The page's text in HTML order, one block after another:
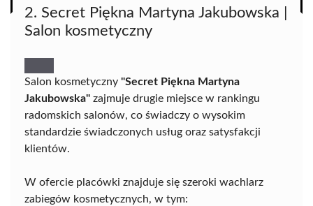
2. Secret Piękna Martyna Jakubowska |
Salon kosmetyczny
Salon kosmetyczny "Secret Piękna Martyna
Jakubowska" zajmuje drugie miejsce w rankingu
radomskich salonów, co świadczy o wysokim
standardzie świadczonych usług oraz satysfakcji
klientów.
W ofercie placówki znajduje się szeroki wachlarz
zabiegów kosmetycznych, w tym: